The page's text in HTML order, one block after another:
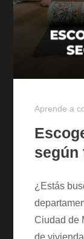
Aprende a
según
¿Estás
Ciudad de
de